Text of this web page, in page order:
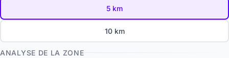
5 km
10 km
ANALYSE DE LA ZONE